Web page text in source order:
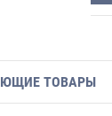
ТОВАРЫ